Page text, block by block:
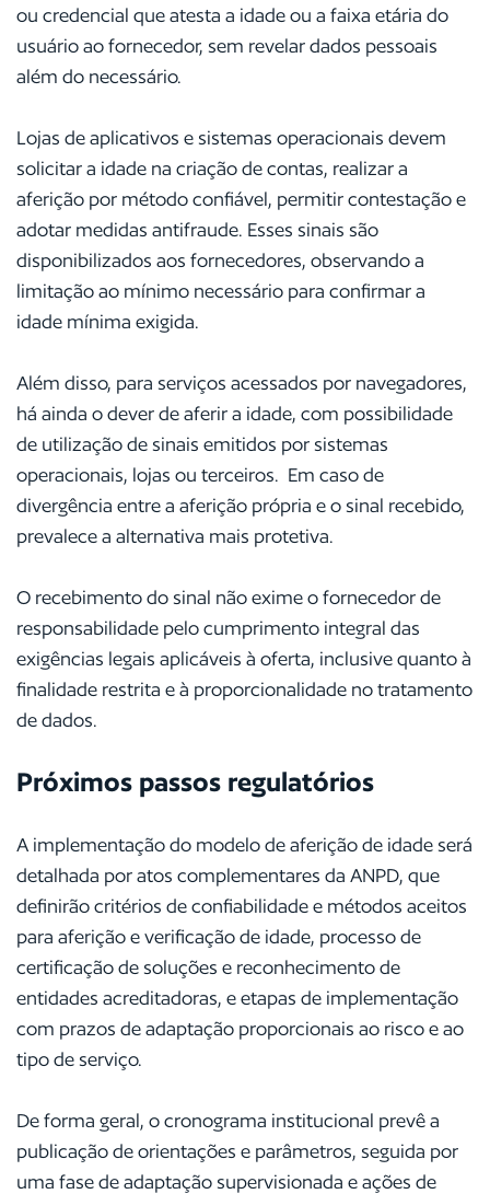
ou credencial que atesta a idade ou a faixa etária do
usuário ao fornecedor, sem revelar dados pessoais
além do necessário.
Lojas de aplicativos e sistemas operacionais devem
solicitar a idade na criação de contas, realizar a
aferição por método confiável, permitir contestação e
adotar medidas antifraude. Esses sinais são
disponibilizados aos fornecedores, observando a
limitação ao mínimo necessário para confirmar a
idade mínima exigida.
Além disso, para serviços acessados por navegadores,
há ainda o dever de aferir a idade, com possibilidade
de utilização de sinais emitidos por sistemas
operacionais, lojas ou terceiros. Em caso de
divergência entre a aferição própria e o sinal recebido,
prevalece a alternativa mais protetiva.
O recebimento do sinal não exime o fornecedor de
responsabilidade pelo cumprimento integral das
exigências legais aplicáveis à oferta, inclusive quanto à
finalidade restrita e à proporcionalidade no tratamento
de dados.
Próximos passos regulatórios
A implementação do modelo de aferição de idade será
detalhada por atos complementares da ANPD, que
definirão critérios de confiabilidade e métodos aceitos
para aferição e verificação de idade, processo de
certificação de soluções e reconhecimento de
entidades acreditadoras, e etapas de implementação
com prazos de adaptação proporcionais ao risco e ao
tipo de serviço.
De forma geral, o cronograma institucional prevê a
publicação de orientações e parâmetros, seguida por
uma fase de adaptação supervisionada e ações de